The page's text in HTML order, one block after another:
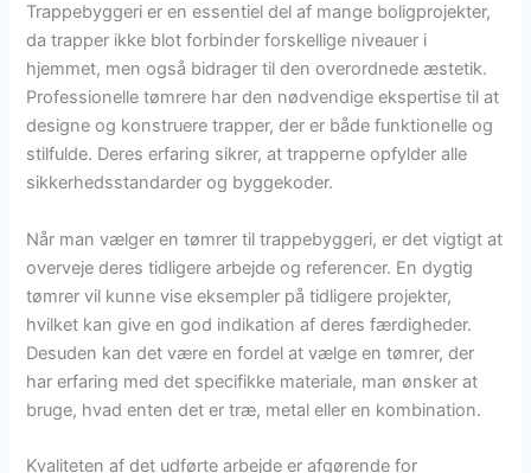
Trappebyggeri er en essentiel del af mange boligprojekter,
da trapper ikke blot forbinder forskellige niveauer i
hjemmet, men også bidrager til den overordnede æstetik.
Professionelle tømrere har den nødvendige ekspertise til at
designe og konstruere trapper, der er både funktionelle og
stilfulde. Deres erfaring sikrer, at trapperne opfylder alle
sikkerhedsstandarder og byggekoder.
Når man vælger en tømrer til trappebyggeri, er det vigtigt at
overveje deres tidligere arbejde og referencer. En dygtig
tømrer vil kunne vise eksempler på tidligere projekter,
hvilket kan give en god indikation af deres færdigheder.
Desuden kan det være en fordel at vælge en tømrer, der
har erfaring med det specifikke materiale, man ønsker at
bruge, hvad enten det er træ, metal eller en kombination.
Kvaliteten af det udførte arbejde er afgørende for